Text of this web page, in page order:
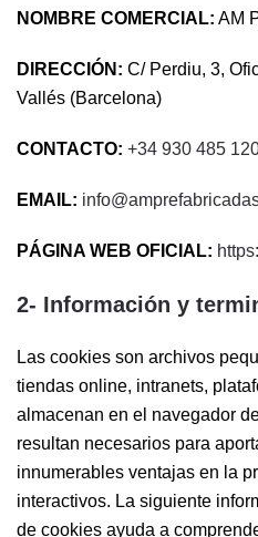
NOMBRE COMERCIAL: AM
DIRECCIÓN: C/ Perdiu, 3,
Vallés (Barcelona)
CONTACTO: +34 930 485
EMAIL:
PÁGINA WEB OFICIAL:
2- Información y
Las cookies son archivos
tiendas online, intranets,
almacenan en el navegador
resultan necesarios para
innumerables ventajas en la
interactivos. La siguiente
de cookies ayuda a